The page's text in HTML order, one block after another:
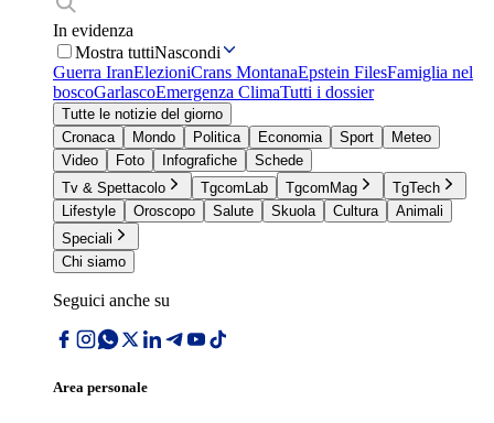
In evidenza
Mostra tuttiNascondi
Guerra IranElezioniCrans MontanaEpstein FilesFamiglia nel
boscoGarlascoEmergenza ClimaTutti i dossier
Tutte le notizie del giorno
Cronaca
Mondo Politica Economia Sport
Meteo
Video
Foto Infografiche
Schede
Tv & Spettacolo
TgcomLab TgcomMag
TgTech
Lifestyle
Oroscopo Salute Skuola Cultura
Animali
Speciali
Chi siamo
Seguici anche su
Area personale